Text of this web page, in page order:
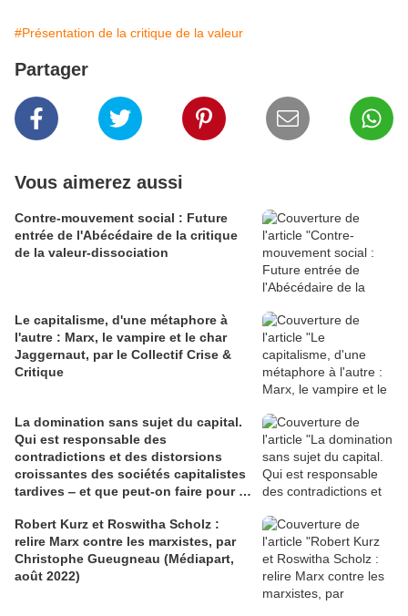
#Présentation de la critique de la valeur
Partager
Vous aimerez aussi
Contre-mouvement social : Future
entrée de l'Abécédaire de la critique
de la valeur-dissociation
Le capitalisme, d'une métaphore à
l'autre : Marx, le vampire et le char
Jaggernaut, par le Collectif Crise &
Critique
La domination sans sujet du capital.
Qui est responsable des
contradictions et des distorsions
croissantes des sociétés capitalistes
tardives ‒ et que peut-on faire pour y
Robert Kurz et Roswitha Scholz :
relire Marx contre les marxistes, par
Christophe Gueugneau (Médiapart,
août 2022)